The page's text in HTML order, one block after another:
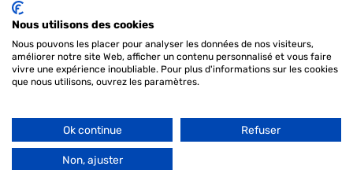
Follow us
© Copyright 2026 - Lamper Design Waddinxveen |
Nous utilisons des cookies
Nous pouvons les placer pour analyser les données de nos visiteurs,
améliorer notre site Web, afficher un contenu personnalisé et vous faire
vivre une expérience inoubliable. Pour plus d'informations sur les cookies
que nous utilisons, ouvrez les paramètres.
Ok continue Refuser
Non, ajuster